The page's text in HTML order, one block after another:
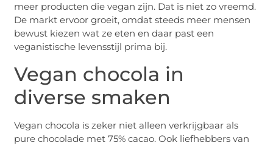
meer producten die vegan zijn. Dat is niet zo vreemd.
De markt ervoor groeit, omdat steeds meer mensen
bewust kiezen wat ze eten en daar past een
veganistische levensstijl prima bij.
Vegan chocola in
diverse smaken
Vegan chocola is zeker niet alleen verkrijgbaar als
pure chocolade met 75% cacao. Ook liefhebbers van